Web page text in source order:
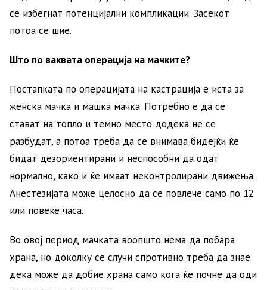
се избегнат потенцијални компликации. Засекот
потоа се шие.
Што по ваквата операција на мачките?
Постапката по операцијата на кастрација е иста за
женска мачка и машка мачка. Потребно е да се
стават на топло и темно место додека не се
разбудат, а потоа треба да се внимава бидејќи ќе
бидат дезориентирани и неспособни да одат
нормално, како и ќе имаат неконтролирани движења.
Анестезијата може целосно да се повлече само по 12
или повеќе часа.
Во овој период мачката воопшто нема да побара
храна, но доколку се случи спротивно треба да знае
дека може да добие храна само кога ќе почне да оди